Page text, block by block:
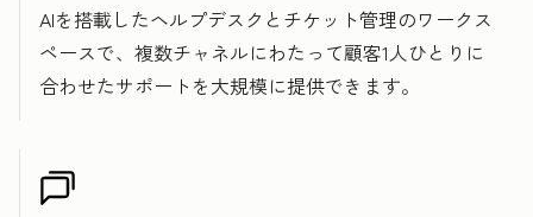
AIを搭載したヘルプデスクとチケット管理のワークス
ペースで、複数チャネルにわたって顧客1人ひとりに
合わせたサポートを大規模に提供できます。